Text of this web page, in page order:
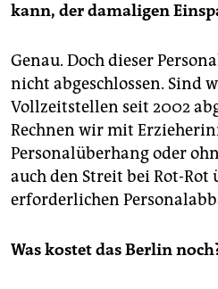
kann, der damaligen
Genau. Doch dieser
nicht abgeschlossen. Sind
Vollzeitstellen seit 2002
Rechnen wir mit
Personalüberhang oder
auch den Streit bei Rot-Rot
erforderlichen
Was kostet das Berlin